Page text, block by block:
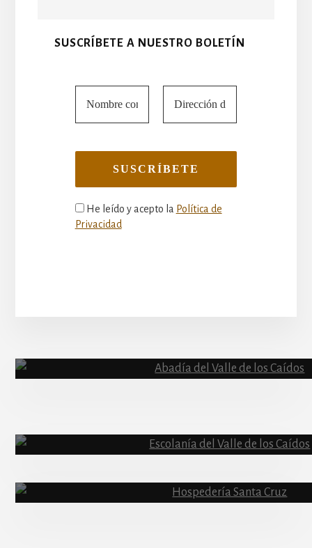
SUSCRÍBETE A NUESTRO BOLETÍN
He leído y acepto la Política de
Privacidad
Content